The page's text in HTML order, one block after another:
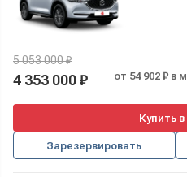
5 053 000 ₽
4 353 000 ₽ от 54 902 ₽ в
Купить
Зарезервировать